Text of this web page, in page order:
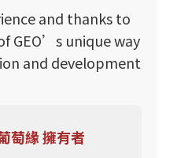
and thanks to
GEO’s unique way
and development
萄緣 擁有者